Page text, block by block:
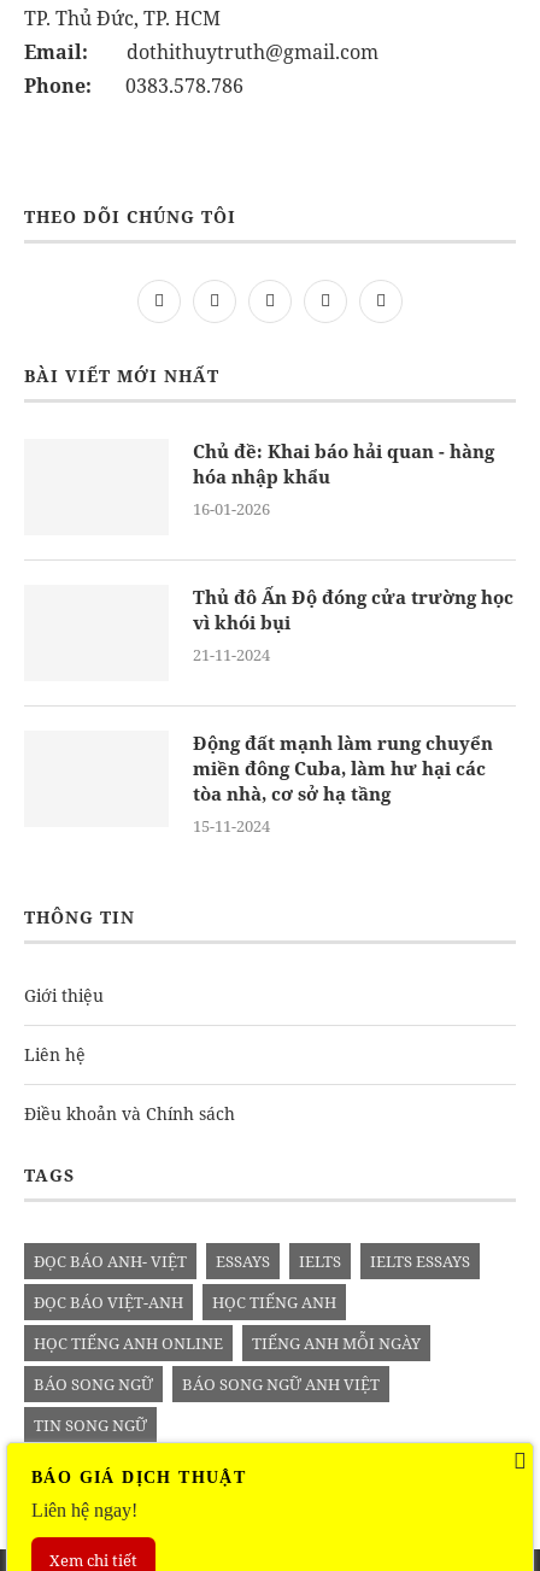
TP. Thủ Đức, TP. HCM
Email: dothithuytruth@gmail.com
Phone: 0383.578.786
THEO DÕI CHÚNG TÔI
BÀI VIẾT MỚI NHẤT
Chủ đề: Khai báo hải quan - hàng
hóa nhập khẩu
16-01-2026
Thủ đô Ấn Độ đóng cửa trường học
vì khói bụi
21-11-2024
Động đất mạnh làm rung chuyển
miền đông Cuba, làm hư hại các
tòa nhà, cơ sở hạ tầng
15-11-2024
THÔNG TIN
Giới thiệu
Liên hệ
Điều khoản và Chính sách
TAGS
ĐỌC BÁO ANH- VIỆT ESSAYS IELTS
IELTS ESSAYS
ĐỌC BÁO VIỆT-ANH
HỌC TIẾNG ANH
HỌC TIẾNG ANH ONLINE
TIẾNG ANH MỖI NGÀY
BÁO SONG NGỮ
BÁO SONG NGỮ ANH VIỆT
TIN SONG NGỮ
BÁO GIÁ DỊCH THUẬT
Liên hệ ngay!
Xem chi tiết